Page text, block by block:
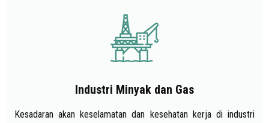
Industri Minyak dan Gas
Kesadaran akan keselamatan dan kesehatan kerja di industri